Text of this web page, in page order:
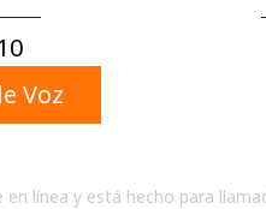
Voz
línea y está hecho para